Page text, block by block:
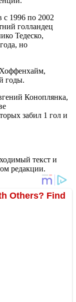
с 1996 по 2002
голландец
Тедеско,
но
годы.
Коноплянка,
забил 1 гол и
текст и
редакции.